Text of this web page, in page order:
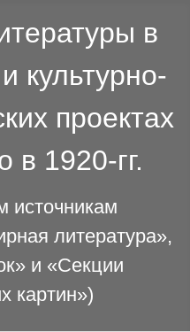
в
культурно-
проектах
в 1920-гг.
источникам
литература»,
и «Секции
картин»)